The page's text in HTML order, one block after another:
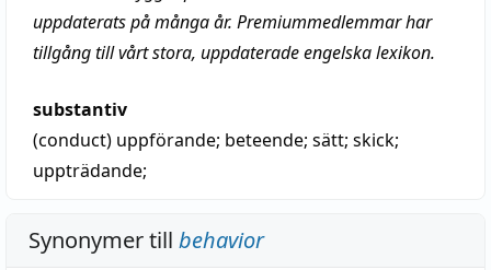
uppdaterats på många år. Premiummedlemmar har
tillgång till vårt stora, uppdaterade engelska lexikon.
substantiv
(conduct) uppförande; beteende; sätt; skick;
uppträdande;
Synonymer till behavior